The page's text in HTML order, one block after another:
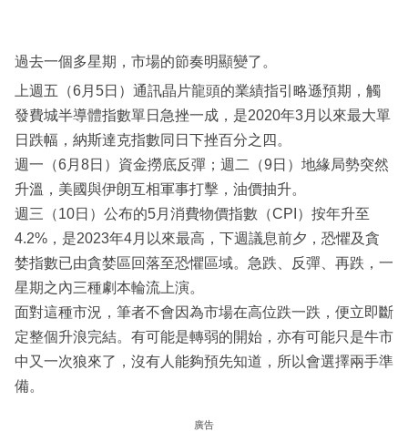
閱
區
過去一個多星期，市場的節奏明顯變了。
上週五（6月5日）通訊晶片龍頭的業績指引略遜預期，觸
發費城半導體指數單日急挫一成，是2020年3月以來最大單
日跌幅，納斯達克指數同日下挫百分之四。
週一（6月8日）資金撈底反彈；週二（9日）地緣局勢突然
升溫，美國與伊朗互相軍事打擊，油價抽升。
週三（10日）公布的5月消費物價指數（CPI）按年升至
4.2%，是2023年4月以來最高，下週議息前夕，恐懼及貪
婪指數已由貪婪區回落至恐懼區域。急跌、反彈、再跌，一
星期之內三種劇本輪流上演。
面對這種市況，筆者不會因為市場在高位跌一跌，便立即斷
定整個升浪完結。有可能是轉弱的開始，亦有可能只是牛市
中又一次狼來了，沒有人能夠預先知道，所以會選擇兩手準
備。
廣告